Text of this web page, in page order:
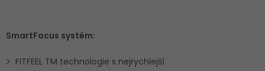
SmartFocus systém:
FITFEEL TM technologie s nejrychlejší